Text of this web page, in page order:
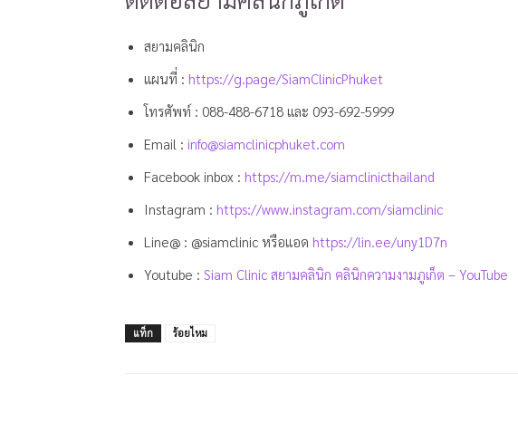
สยามคลินิก
แผนที่ : https://g.page/SiamClinicPhuket
โทรศัพท์ : 088-488-6718 และ 093-692-5999
Email : info@siamclinicphuket.com
Facebook inbox : https://m.me/siamclinicthailand
Instagram : https://www.instagram.com/siamclinic
Line@ : @siamclinic หรือแอด https://lin.ee/uny1D7n
Youtube : Siam Clinic สยามคลินิก คลินิกความงามภูเก็ต – YouTube
แท็ก ร้อยไหม